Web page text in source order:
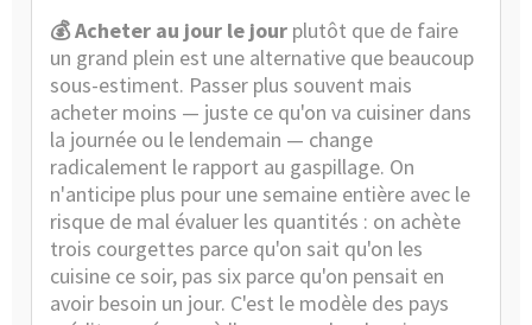
💰 Acheter au jour le jour plutôt que de faire
un grand plein est une alternative que beaucoup
sous-estiment. Passer plus souvent mais
acheter moins — juste ce qu'on va cuisiner dans
la journée ou le lendemain — change
radicalement le rapport au gaspillage. On
n'anticipe plus pour une semaine entière avec le
risque de mal évaluer les quantités : on achète
trois courgettes parce qu'on sait qu'on les
cuisine ce soir, pas six parce qu'on pensait en
avoir besoin un jour. C'est le modèle des pays